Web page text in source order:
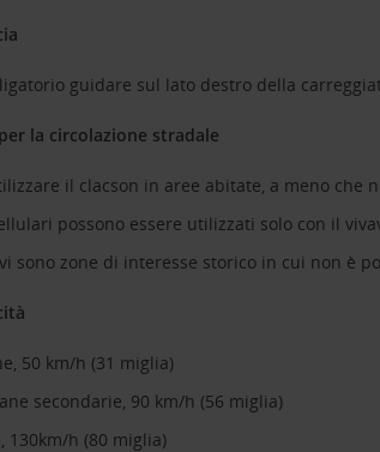
guidare sul lato destro della
la circolazione stradale
il clacson in aree abitate, a meno che
possono essere utilizzati solo con il
sono zone di interesse storico in cui non è
50 km/h (31 miglia)
secondarie, 90 km/h (56 miglia)
130km/h (80 miglia)